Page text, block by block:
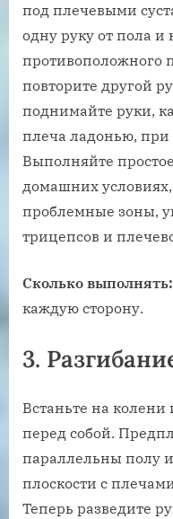
под плечевыми
одну руку от пола и
противоположного
повторите другой
поднимайте руки,
плеча ладонью, при
Выполняйте
домашних
проблемные зоны,
трицепсов и
Сколько выполнять:
каждую сторону.
3.
Встаньте на колени
перед собой.
параллельны полу
плоскости с
Теперь разведите